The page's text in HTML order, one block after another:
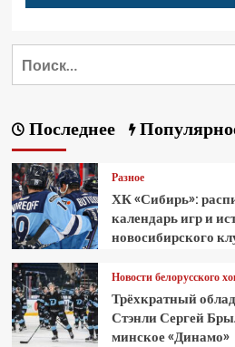
Последнее
Разное
ХК «Сибирь»:
календарь игр и
новосибирского
Новости белорусского
Трёхкратный
Стэнли Сергей
минское «Динамо»